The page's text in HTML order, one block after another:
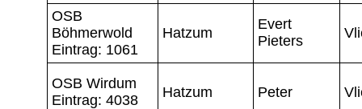
OSB
Böhmerwold
Eintrag: 1061
Hatzum
Evert
Pieters
OSB Wirdum
Eintrag: 4038
Hatzum Peter